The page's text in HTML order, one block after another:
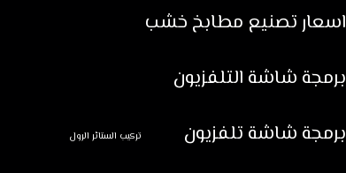
اسعار تصنيع مطابخ خشب
برمجة شاشة التلفزيون
برمجة شاشة تلفزيون
تركيب الستائر الرول